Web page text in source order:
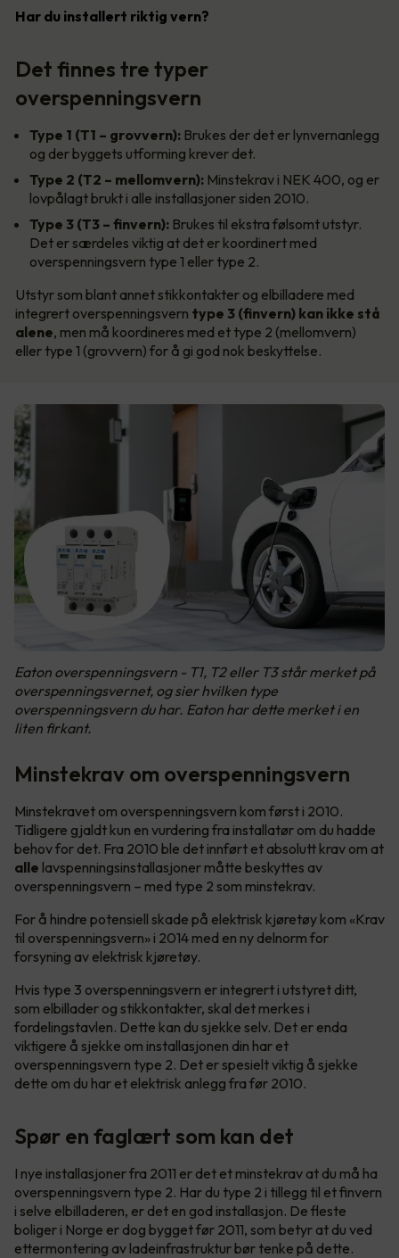
Har du installert riktig vern?
Det finnes tre typer
overspenningsvern
Type 1 (T1 – grovvern): Brukes der det er lynvernanlegg
og der byggets utforming krever det.
Type 2 (T2 – mellomvern): Minstekrav i NEK 400, og er
lovpålagt brukt i alle installasjoner siden 2010.
Type 3 (T3 – finvern): Brukes til ekstra følsomt utstyr.
Det er særdeles viktig at det er koordinert med
overspenningsvern type 1 eller type 2.
Utstyr som blant annet stikkontakter og elbilladere med
integrert overspenningsvern type 3 (finvern) kan ikke stå
alene, men må koordineres med et type 2 (mellomvern)
eller type 1 (grovvern) for å gi god nok beskyttelse.
Eaton overspenningsvern - T1, T2 eller T3 står merket på
overspenningsvernet, og sier hvilken type
overspenningsvern du har. Eaton har dette merket i en
liten firkant.
Minstekrav om overspenningsvern
Minstekravet om overspenningsvern kom først i 2010.
Tidligere gjaldt kun en vurdering fra installatør om du hadde
behov for det. Fra 2010 ble det innført et absolutt krav om at
alle lavspenningsinstallasjoner måtte beskyttes av
overspenningsvern – med type 2 som minstekrav.
For å hindre potensiell skade på elektrisk kjøretøy kom «Krav
til overspenningsvern» i 2014 med en ny delnorm for
forsyning av elektrisk kjøretøy.
Hvis type 3 overspenningsvern er integrert i utstyret ditt,
som elbillader og stikkontakter, skal det merkes i
fordelingstavlen. Dette kan du sjekke selv. Det er enda
viktigere å sjekke om installasjonen din har et
overspenningsvern type 2. Det er spesielt viktig å sjekke
dette om du har et elektrisk anlegg fra før 2010.
Spør en faglært som kan det
I nye installasjoner fra 2011 er det et minstekrav at du må ha
overspenningsvern type 2. Har du type 2 i tillegg til et finvern
i selve elbilladeren, er det en god installasjon. De fleste
boliger i Norge er dog bygget før 2011, som betyr at du ved
ettermontering av ladeinfrastruktur bør tenke på dette.